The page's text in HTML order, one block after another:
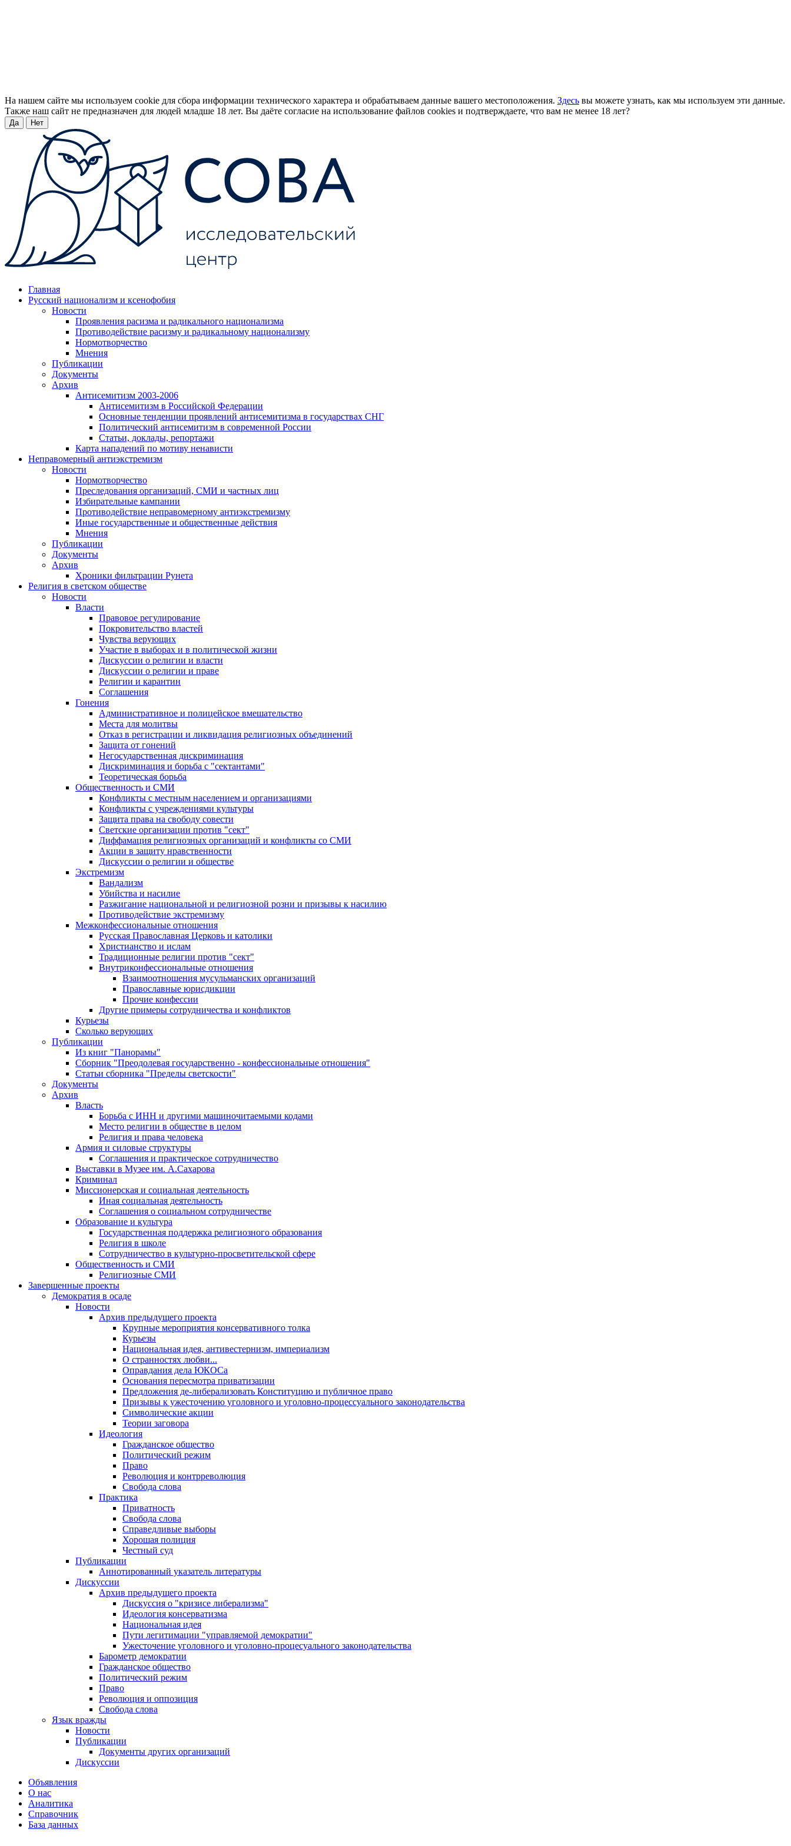
На нашем сайте мы используем cookie для сбора информации технического характера и обрабатываем данные вашего местоположения. Здесь вы можете узнать, как мы используем эти данные.
Также наш сайт не предназначен для людей младше 18 лет. Вы даёте согласие на использование файлов cookies и подтверждаете, что вам не менее 18 лет?
Да Нет
Главная
Русский национализм и ксенофобия
Новости
Проявления расизма и радикального национализма
Противодействие расизму и радикальному национализму
Нормотворчество
Мнения
Публикации
Документы
Архив
Антисемитизм 2003-2006
Антисемитизм в Российской Федерации
Основные тенденции проявлений антисемитизма в государствах СНГ
Политический антисемитизм в современной России
Статьи, доклады, репортажи
Карта нападений по мотиву ненависти
Неправомерный антиэкстремизм
Новости
Нормотворчество
Преследования организаций, СМИ и частных лиц
Избирательные кампании
Противодействие неправомерному антиэкстремизму
Иные государственные и общественные действия
Мнения
Публикации
Документы
Архив
Хроники фильтрации Рунета
Религия в светском обществе
Новости
Власти
Правовое регулирование
Покровительство властей
Чувства верующих
Участие в выборах и в политической жизни
Дискуссии о религии и власти
Дискуссии о религии и праве
Религии и карантин
Соглашения
Гонения
Административное и полицейское вмешательство
Места для молитвы
Отказ в регистрации и ликвидация религиозных объединений
Защита от гонений
Негосударственная дискриминация
Дискриминация и борьба с "сектантами"
Теоретическая борьба
Общественность и СМИ
Конфликты с местным населением и организациями
Конфликты с учреждениями культуры
Защита права на свободу совести
Светские организации против "сект"
Диффамация религиозных организаций и конфликты со СМИ
Акции в защиту нравственности
Дискуссии о религии и обществе
Экстремизм
Вандализм
Убийства и насилие
Разжигание национальной и религиозной розни и призывы к насилию
Противодействие экстремизму
Межконфессиональные отношения
Русская Православная Церковь и католики
Христианство и ислам
Традиционные религии против "сект"
Внутриконфессиональные отношения
Взаимоотношения мусульманских организаций
Православные юрисдикции
Прочие конфессии
Другие примеры сотрудничества и конфликтов
Курьезы
Сколько верующих
Публикации
Из книг "Панорамы"
Сборник "Преодолевая государственно - конфессиональные отношения"
Статьи сборника "Пределы светскости"
Документы
Архив
Власть
Борьба с ИНН и другими машиночитаемыми кодами
Место религии в обществе в целом
Религия и права человека
Армия и силовые структуры
Соглашения и практическое сотрудничество
Выставки в Музее им. А.Сахарова
Криминал
Миссионерская и социальная деятельность
Иная социальная деятельность
Соглашения о социальном сотрудничестве
Образование и культура
Государственная поддержка религиозного образования
Религия в школе
Сотрудничество в культурно-просветительской сфере
Общественность и СМИ
Религиозные СМИ
Завершенные проекты
Демократия в осаде
Новости
Архив предыдущего проекта
Крупные мероприятия консервативного толка
Курьезы
Национальная идея, антивестернизм, империализм
О странностях любви...
Оправдания дела ЮКОСа
Основания пересмотра приватизации
Предложения де-либерализовать Конституцию и публичное право
Призывы к ужесточению уголовного и уголовно-процессуального законодательства
Символические акции
Теории заговора
Идеология
Гражданское общество
Политический режим
Право
Революция и контрреволюция
Свобода слова
Практика
Приватность
Свобода слова
Справедливые выборы
Хорошая полиция
Честный суд
Публикации
Аннотированный указатель литературы
Дискуссии
Архив предыдущего проекта
Дискуссия о "кризисе либерализма"
Идеология консерватизма
Национальная идея
Пути легитимации "управляемой демократии"
Ужесточение уголовного и уголовно-процесуального законодательства
Барометр демократии
Гражданское общество
Политический режим
Право
Революция и оппозиция
Свобода слова
Язык вражды
Новости
Публикации
Документы других организаций
Дискуссии
Объявления
О нас
Аналитика
Справочник
База данных